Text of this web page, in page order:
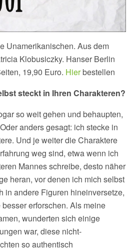
Unamerikanischen. Aus dem
Klobusiczky. Hanser Berlin
19,90 Euro. Hierbestellen
steckt in Ihren Charakteren?
so weit gehen und behaupten,
anders gesagt: ich stecke in
Und je weiter die Charaktere
weg sind, etwa wenn ich
Mannes schreibe, desto näher
heran, vor denen ich mich selbst
in andere Figuren hineinversetze,
erforschen. Als meine
wunderten sich einige
war, diese nicht-
so authentisch